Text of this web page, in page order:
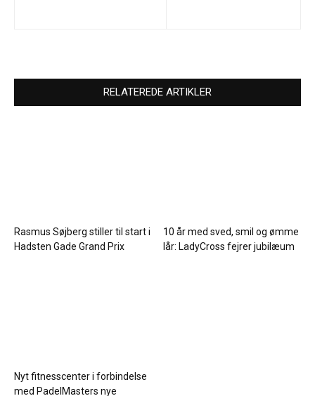
RELATEREDE ARTIKLER
Rasmus Søjberg stiller til start i
Hadsten Gade Grand Prix
10 år med sved, smil og ømme
lår: LadyCross fejrer jubilæum
Nyt fitnesscenter i forbindelse
med PadelMasters nye